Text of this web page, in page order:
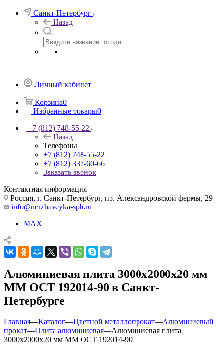
Санкт-Петербург
Назад
Личный кабинет
Корзина0
Избранные товары0
+7 (812) 748-55-22
Назад
Телефоны
+7 (812) 748-55-22
+7 (812) 337-60-66
Заказать звонок
Контактная информация
Россия, г. Санкт-Петербург, пр. Александровской фермы, 29
info@nerzhaveyka-spb.ru
MAX
Алюминиевая плита 3000х2000х20 мм
ММ ОСТ 192014-90 в Санкт-
Петербурге
Главная—Каталог—Цветной металлопрокат—Алюминиевый
прокат—Плита алюминиевая—Алюминиевая плита
3000х2000х20 мм ММ ОСТ 192014-90